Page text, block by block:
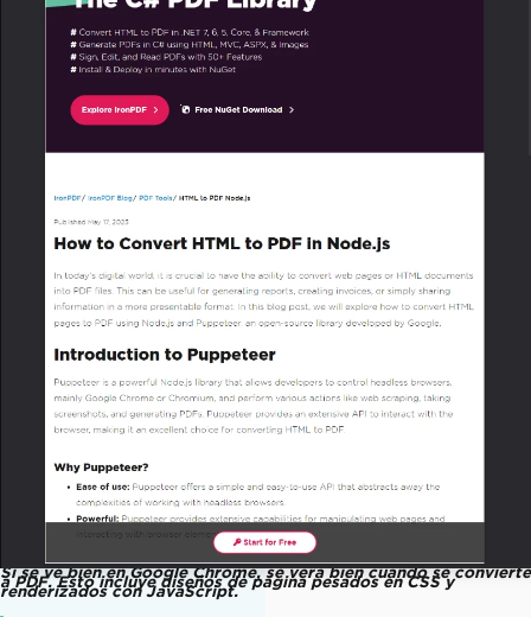
Si se ve bien en Google Chrome, se verá bien cuando se convierte
a PDF. Esto incluye diseños de página pesados en CSS y
renderizados con JavaScript.